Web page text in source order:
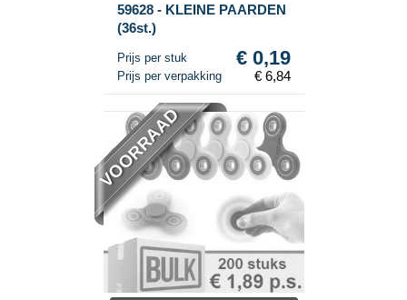
59628 - KLEINE PAARDEN
(36st.)
Prijs per stuk € 0,19
Prijs per verpakking € 6,84
VOORRAAD